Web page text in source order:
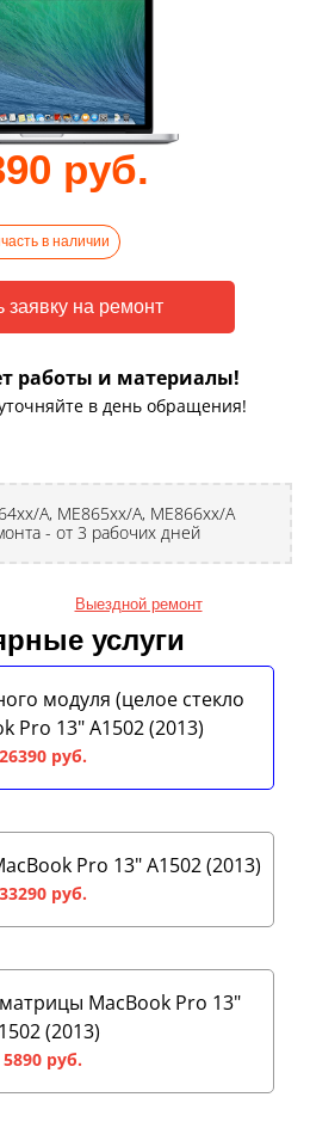
руб.
в наличии
работы и материалы!
в день обращения!
A, ME865xx/A, ME866xx/A
- от 3 рабочих дней
Выездной ремонт
услуги
модуля (целое стекло
Pro 13" A1502 (2013)
26390 руб.
Pro 13" A1502 (2013)
33290 руб.
MacBook Pro 13"
(2013)
5890 руб.